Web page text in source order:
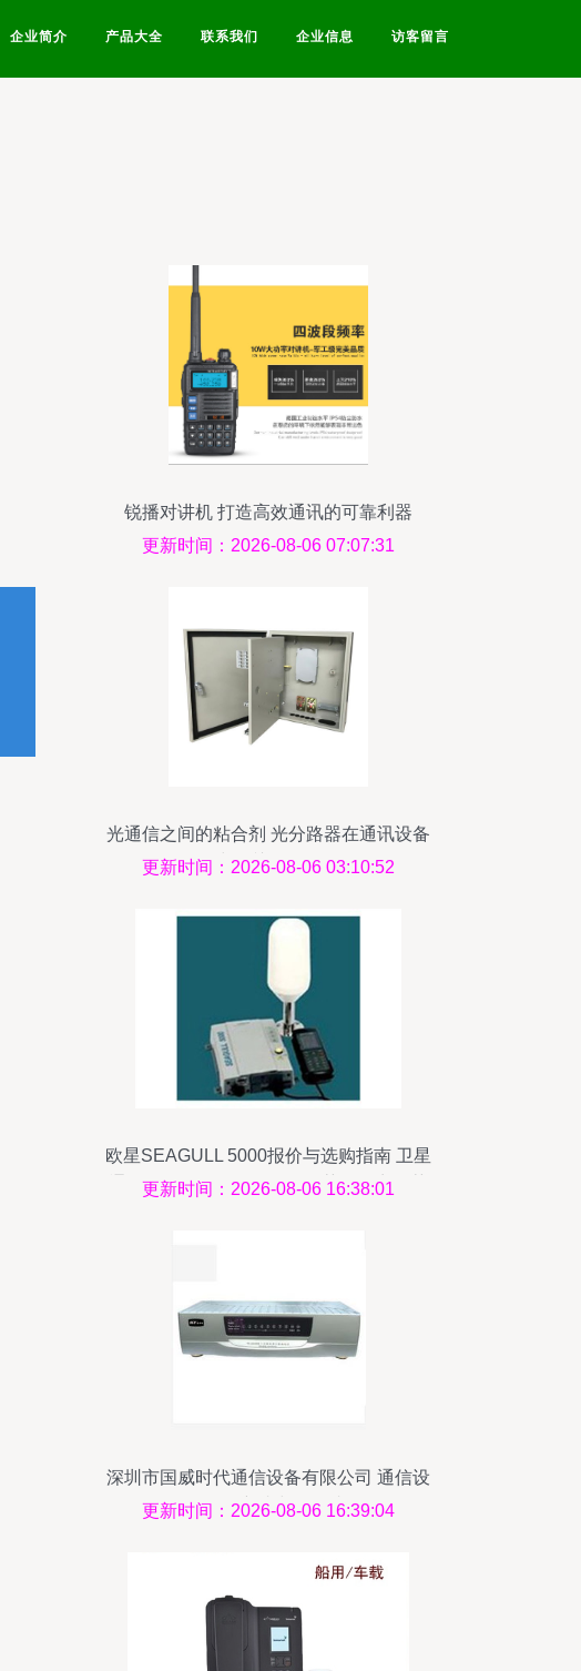
企业简介 产品大全 联系我们 企业信息 访客留言
锐播对讲机 打造高效通讯的可靠利器
更新时间：2026-08-06 07:07:31
光通信之间的粘合剂 光分路器在通讯设备
中的关键作用
更新时间：2026-08-06 03:10:52
欧星SEAGULL 5000报价与选购指南 卫星
通讯设备价格揭秘及泡泡推荐经销商推荐
更新时间：2026-08-06 16:38:01
深圳市国威时代通信设备有限公司 通信设
备的创新者与领导者
更新时间：2026-08-06 16:39:04